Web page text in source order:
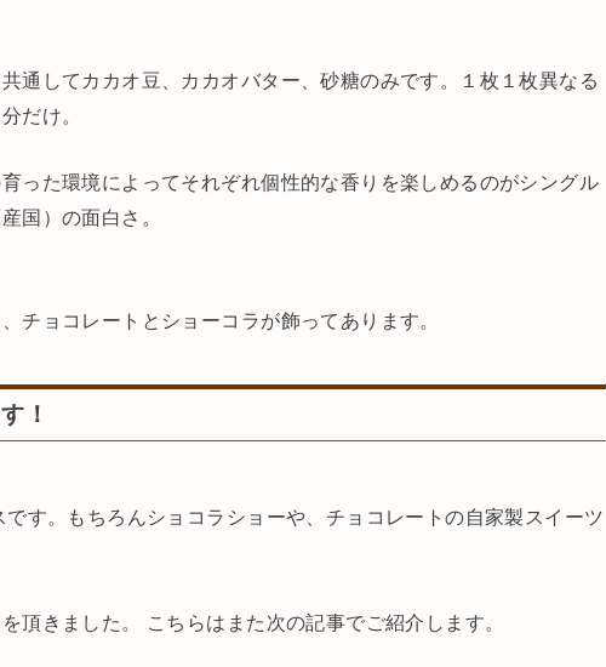
通してカカオ豆、カカオバター、砂糖のみです。１枚１枚異なる
だけ。
った環境によってそれぞれ個性的な香りを楽しめるのがシングル
国）の面白さ。
チョコレートとショーコラが飾ってあります。
！
す。もちろんショコラショーや、チョコレートの自家製スイーツ
頂きました。 こちらはまた次の記事でご紹介します。